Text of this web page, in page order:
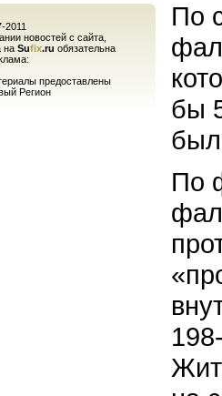
2011
новостей с сайта,
на Sufix.ru обязательна
предоставлены
Регион
По
бы
По